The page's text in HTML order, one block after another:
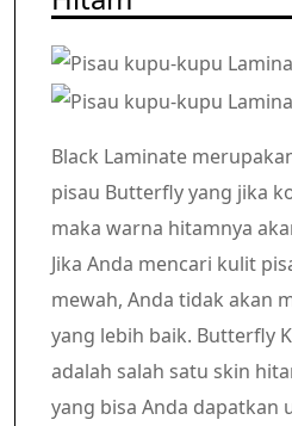
Black Laminate
pisau Butterfly yang jika
maka warna hitamnya
Jika Anda mencari kulit
mewah, Anda tidak akan
yang lebih baik. Butterfly
adalah salah satu skin
yang bisa Anda dapatkan